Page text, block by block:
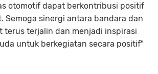
otomotif dapat berkontribusi positif
Semoga sinergi antara bandara dan
terus terjalin dan menjadi inspirasi
untuk berkegiatan secara positif"